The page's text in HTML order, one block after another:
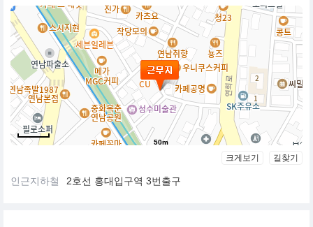
50m
크게보기 길찾기
인근지하철 2호선 홍대입구역 3번출구